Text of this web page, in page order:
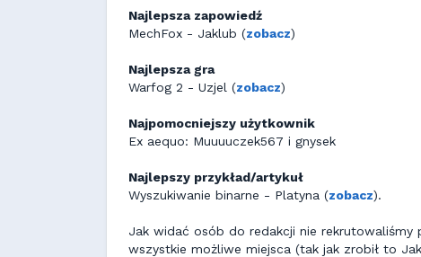
Najlepsza zapowiedź
MechFox - Jaklub (zobacz)
Najlepsza gra
Warfog 2 - Uzjel (zobacz)
Najpomocniejszy użytkownik
Ex aequo: Muuuuczek567 i gnysek
Najlepszy przykład/artykuł
Wyszukiwanie binarne - Platyna (zobacz).
Jak widać osób do redakcji nie rekrutowaliśmy
wszystkie możliwe miejsca (tak jak zrobił to